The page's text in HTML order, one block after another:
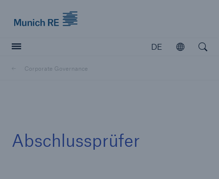
DE
Öffnen
Corporate Governance
Abschlussprüfer